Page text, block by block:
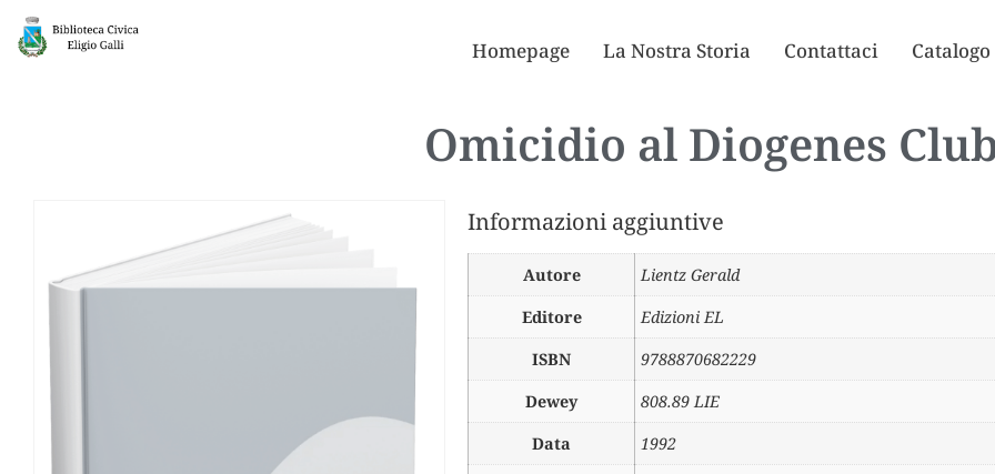
Homepage La Nostra Storia Contattaci Catalogo
Omicidio al Diogenes
Informazioni aggiuntive
Autore
Lientz Gerald
Editore
Edizioni EL
ISBN
9788870682229
Dewey
808.89 LIE
Data
1992